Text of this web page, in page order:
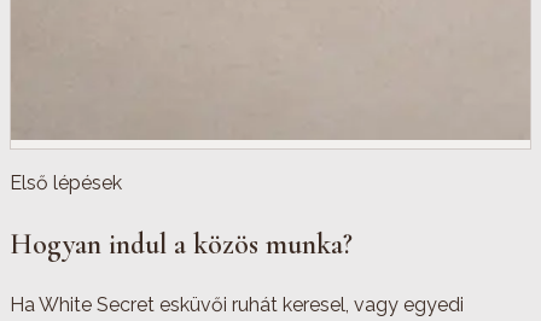
Első lépések
Hogyan indul a közös munka?
Ha White Secret esküvői ruhát keresel, vagy egyedi